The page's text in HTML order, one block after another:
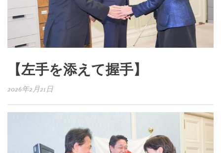
【左手を添えて握手】
2026年2月21日